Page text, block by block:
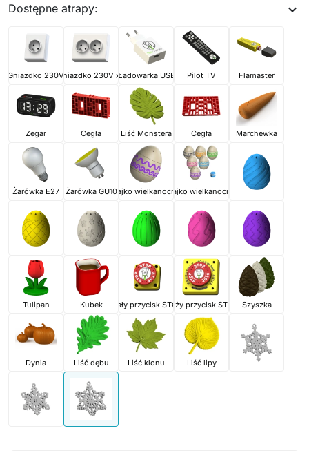
Dostępne atrapy: expand_more
Gniazdko 230VGniazdko 230V x2Ładowarka USB Pilot TV Flamaster
Zegar Cegła Liść Monstera Cegła Marchewka
Żarówka E27 Żarówka GU10Jajko wielkanocneJajko wielkanocne
Tulipan Kubek Mały przycisk STOPDuży przycisk STOP Szyszka
Dynia Liść dębu Liść klonu Liść lipy